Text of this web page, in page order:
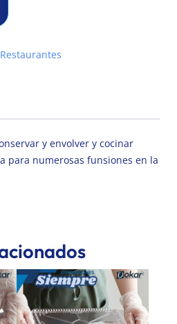
Restaurantes
y envolver y cocinar
para numerosas funsiones en la